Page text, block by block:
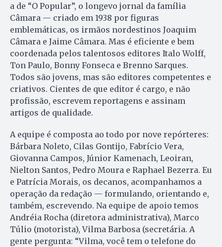
a de “O Popular”, o longevo jornal da família
Câmara — criado em 1938 por figuras
emblemáticas, os irmãos nordestinos Joaquim
Câmara e Jaime Câmara. Mas é eficiente e bem
coordenada pelos talentosos editores Italo Wolff,
Ton Paulo, Bonny Fonseca e Brenno Sarques.
Todos são jovens, mas são editores competentes e
criativos. Cientes de que editor é cargo, e não
profissão, escrevem reportagens e assinam
artigos de qualidade.
A equipe é composta ao todo por nove repórteres:
Bárbara Noleto, Cilas Gontijo, Fabrício Vera,
Giovanna Campos, Júnior Kamenach, Leoiran,
Nielton Santos, Pedro Moura e Raphael Bezerra. Eu
e Patrícia Morais, os decanos, acompanhamos a
operação da redação — formulando, orientando e,
também, escrevendo. Na equipe de apoio temos
Andréia Rocha (diretora administrativa), Marco
Túlio (motorista), Vilma Barbosa (secretária. A
gente pergunta: “Vilma, você tem o telefone do